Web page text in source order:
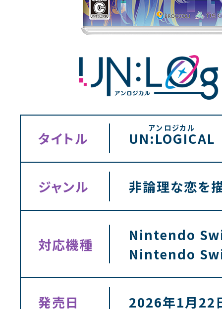
タイトル UN:LOGICAL
ジャンル 非論理な恋を
対応機種
Nintendo
Nintendo
発売日 2026年1月22